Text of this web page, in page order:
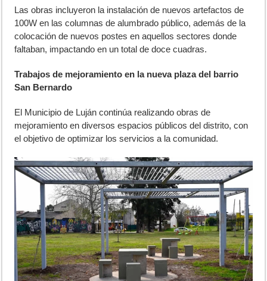
Las obras incluyeron la instalación de nuevos artefactos de
100W en las columnas de alumbrado público, además de la
colocación de nuevos postes en aquellos sectores donde
faltaban, impactando en un total de doce cuadras.
Trabajos de mejoramiento en la nueva plaza del barrio
San Bernardo
El Municipio de Luján continúa realizando obras de
mejoramiento en diversos espacios públicos del distrito, con
el objetivo de optimizar los servicios a la comunidad.